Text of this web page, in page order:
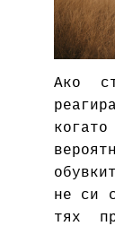
Ако
не си
тях